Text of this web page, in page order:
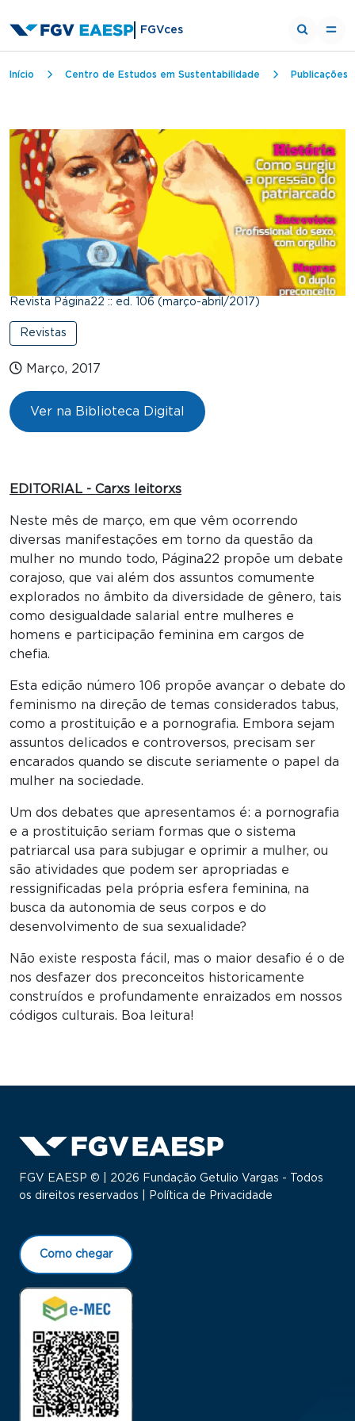
FGVces
Trilha de navegação
Início Centro de Estudos em Sustentabilidade Publicações
Revista Página22 :: ed. 106 (março-abril/2017)
Revistas
Março, 2017
Ver na Biblioteca Digital
EDITORIAL - Carxs leitorxs
Neste mês de março, em que vêm ocorrendo
diversas manifestações em torno da questão da
mulher no mundo todo, Página22 propõe um debate
corajoso, que vai além dos assuntos comumente
explorados no âmbito da diversidade de gênero, tais
como desigualdade salarial entre mulheres e
homens e participação feminina em cargos de
chefia.
Esta edição número 106 propõe avançar o debate do
feminismo na direção de temas considerados tabus,
como a prostituição e a pornografia. Embora sejam
assuntos delicados e controversos, precisam ser
encarados quando se discute seriamente o papel da
mulher na sociedade.
Um dos debates que apresentamos é: a pornografia
e a prostituição seriam formas que o sistema
patriarcal usa para subjugar e oprimir a mulher, ou
são atividades que podem ser apropriadas e
ressignificadas pela própria esfera feminina, na
busca da autonomia de seus corpos e do
desenvolvimento de sua sexualidade?
Não existe resposta fácil, mas o maior desafio é o de
nos desfazer dos preconceitos historicamente
construídos e profundamente enraizados em nossos
códigos culturais. Boa leitura!
FGV EAESP © | 2026 Fundação Getulio Vargas - Todos
os direitos reservados |
Política de Privacidade
Como chegar